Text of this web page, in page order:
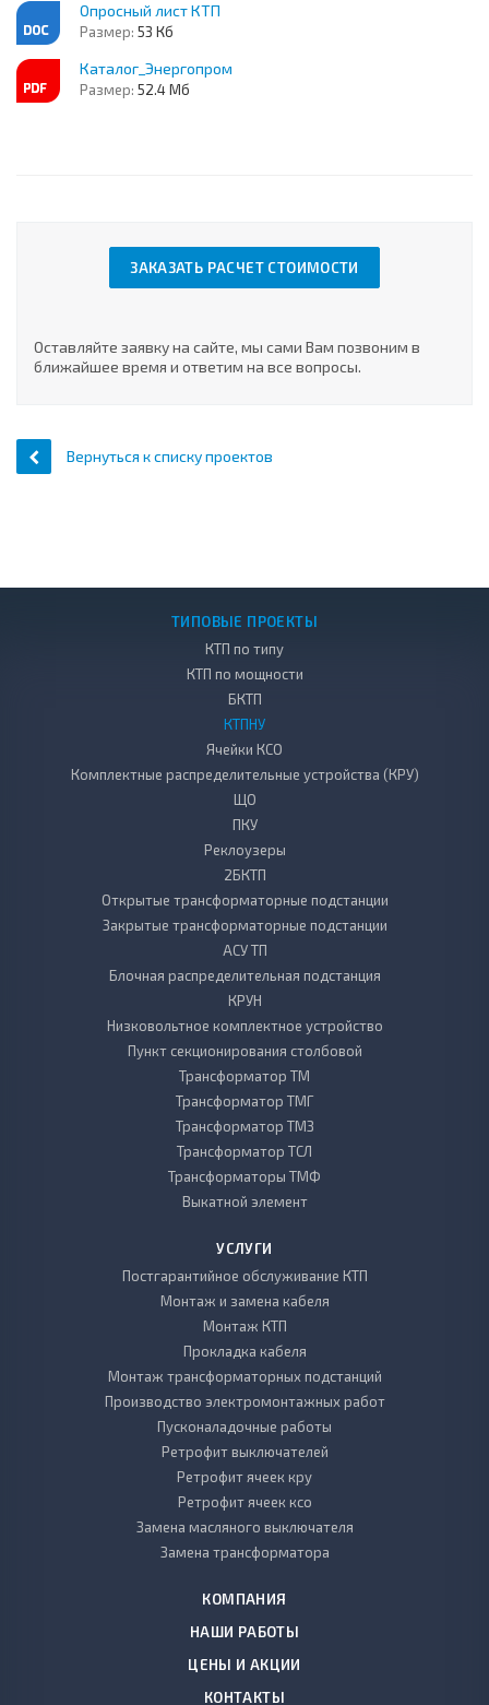
Опросный лист КТП
Размер: 53 Кб
Каталог_Энергопром
Размер: 52.4 Мб
ЗАКАЗАТЬ РАСЧЕТ СТОИМОСТИ
Оставляйте заявку на сайте, мы сами Вам позвоним в
ближайшее время и ответим на все вопросы.
Вернуться к списку проектов
ТИПОВЫЕ ПРОЕКТЫ
КТП по типу
КТП по мощности
БКТП
КТПНУ
Ячейки КСО
Комплектные распределительные устройства (КРУ)
ЩО
ПКУ
Реклоузеры
2БКТП
Открытые трансформаторные подстанции
Закрытые трансформаторные подстанции
АСУ ТП
Блочная распределительная подстанция
КРУН
Низковольтное комплектное устройство
Пункт секционирования столбовой
Трансформатор ТМ
Трансформатор ТМГ
Трансформатор ТМЗ
Трансформатор ТСЛ
Трансформаторы ТМФ
Выкатной элемент
УСЛУГИ
Постгарантийное обслуживание КТП
Монтаж и замена кабеля
Монтаж КТП
Прокладка кабеля
Монтаж трансформаторных подстанций
Производство электромонтажных работ
Пусконаладочные работы
Ретрофит выключателей
Ретрофит ячеек кру
Ретрофит ячеек ксо
Замена масляного выключателя
Замена трансформатора
КОМПАНИЯ
НАШИ РАБОТЫ
ЦЕНЫ И АКЦИИ
КОНТАКТЫ